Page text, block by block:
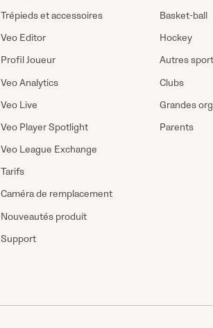
Trépieds et accessoires
Veo Editor
Profil Joueur
Veo Analytics
Veo Live
Veo Player Spotlight
Veo League Exchange
Tarifs
Caméra de remplacement
Nouveautés produit
Support
Basket-ball
Hockey
Autres
Clubs
Grandes
Parents